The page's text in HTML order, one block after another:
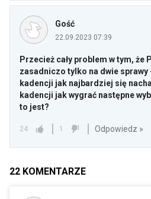
Gość
22.09.2023 07:39
Przecież cały problem w tym, że
zasadniczo tylko na dwie sprawy
kadencji jak najbardziej się
kadencji jak wygrać następne
to jest?
24 1 Odpowiedz »
22 KOMENTARZE